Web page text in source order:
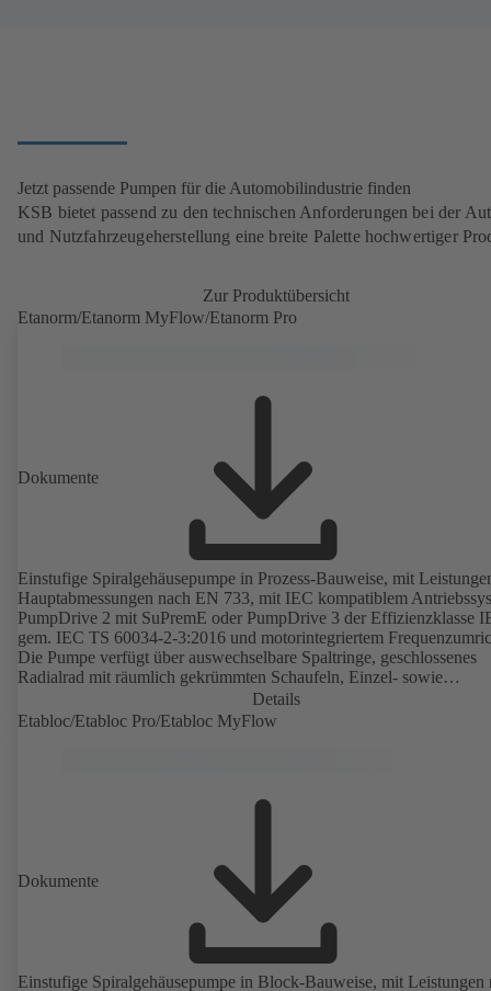
Jetzt passende Pumpen für die Automobilindustrie finden
KSB bietet passend zu den technischen Anforderungen bei der
und Nutzfahrzeugeherstellung eine breite Palette hochwertiger
Zur Produktübersicht
Etanorm/Etanorm MyFlow/Etanorm Pro
Dokumente
Einstufige Spiralgehäusepumpe in Prozess-Bauweise, mit
Hauptabmessungen nach EN 733, mit IEC kompatiblem
PumpDrive 2 mit SuPremE oder PumpDrive 3 der Effizienzklasse
gem. IEC TS 60034-2-3:2016 und motorintegriertem
Die Pumpe verfügt über auswechselbare Spaltringe, geschlossenes
Radialrad mit räumlich gekrümmten Schaufeln, Einzel- sowie
Doppelgleitringdichtungen nach EN 12756, Welle im Bereich der
Wellendichtung mit auswechselbarer Wellenschutzhülse. Die
Prozessbauweise ermöglicht eine Demontage der Kupplung, der
IEC 60072, Hüllmaße gemäß DIN V 42673 (07-2011). ATEX-
Details
Etabloc/Etabloc Pro/Etabloc MyFlow
Dokumente
Einstufige Spiralgehäusepumpe in Block-Bauweise, mit Leistungen